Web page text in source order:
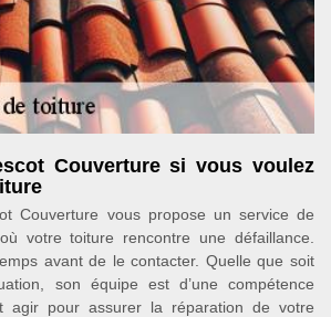
Couverture si vous voulez
Couverture vous propose un service de
votre toiture rencontre une défaillance.
avant de le contacter. Quelle que soit
son équipe est d’une compétence
agir pour assurer la réparation de votre